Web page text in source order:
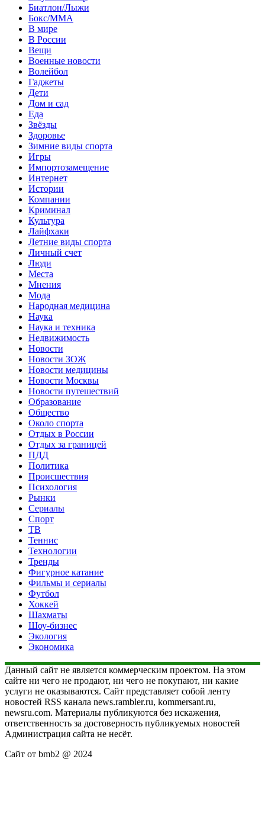
Биатлон/Лыжи
Бокс/MMA
В мире
В России
Вещи
Военные новости
Волейбол
Гаджеты
Дети
Дом и сад
Еда
Звёзды
Здоровье
Зимние виды спорта
Игры
Импортозамещение
Интернет
Истории
Компании
Криминал
Культура
Лайфхаки
Летние виды спорта
Личный счет
Люди
Места
Мнения
Мода
Народная медицина
Наука
Наука и техника
Недвижимость
Новости
Новости ЗОЖ
Новости медицины
Новости Москвы
Новости путешествий
Образование
Общество
Около спорта
Отдых в России
Отдых за границей
ПДД
Политика
Происшествия
Психология
Рынки
Сериалы
Спорт
ТВ
Теннис
Технологии
Тренды
Фигурное катание
Фильмы и сериалы
Футбол
Хоккей
Шахматы
Шоу-бизнес
Экология
Экономика
Данный сайт не является коммерческим проектом. На этом
сайте ни чего не продают, ни чего не покупают, ни какие
услуги не оказываются. Сайт представляет собой ленту
новостей RSS канала news.rambler.ru, kommersant.ru,
newsru.com. Материалы публикуются без искажения,
ответственность за достоверность публикуемых новостей
Администрация сайта не несёт.
Сайт от bmb2 @ 2024